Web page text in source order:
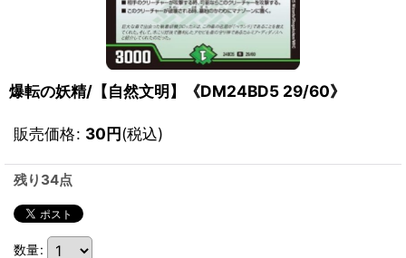
爆転の妖精/【自然文明】《DM24BD5 29/60》
販売価格: 30円(税込)
残り34点
数量: